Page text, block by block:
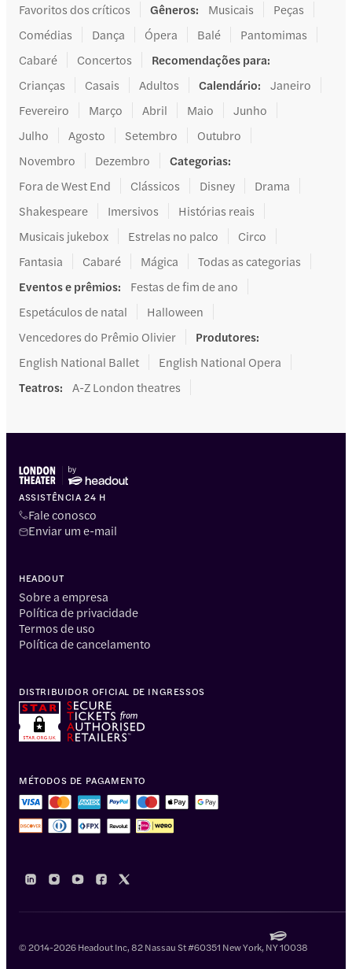
Favoritos dos críticos
Gêneros: Musicais
Peças
Comédias
Dança Ópera Balé
Pantomimas
Cabaré
Concertos Recomendações para:
Crianças
Casais Adultos Calendário:
Janeiro
Fevereiro
Março Abril Maio
Junho
Julho
Agosto Setembro
Outubro
Novembro
Dezembro Categorias:
Fora de West End
Clássicos Disney
Drama
Shakespeare
Imersivos
Histórias reais
Musicais jukebox
Estrelas no palco
Circo
Fantasia
Cabaré Mágica
Todas as categorias
Eventos e prêmios:
Festas de fim de ano
Espetáculos de natal
Halloween
Vencedores do Prêmio Olivier
Produtores:
English National Ballet
English National Opera
Teatros: A-Z London theatres
ASSISTÊNCIA 24 H
Fale conosco
Enviar um e-mail
HEADOUT
Sobre a empresa
Política de privacidade
Termos de uso
Política de cancelamento
MÉTODOS DE PAGAMENTO
DISTRIBUIDOR OFICIAL DE INGRESSOS
© 2014-2026 Headout Inc, 82 Nassau St #60351 New York, NY 10038